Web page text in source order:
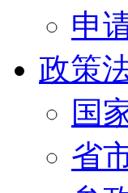
申
政策
国
省